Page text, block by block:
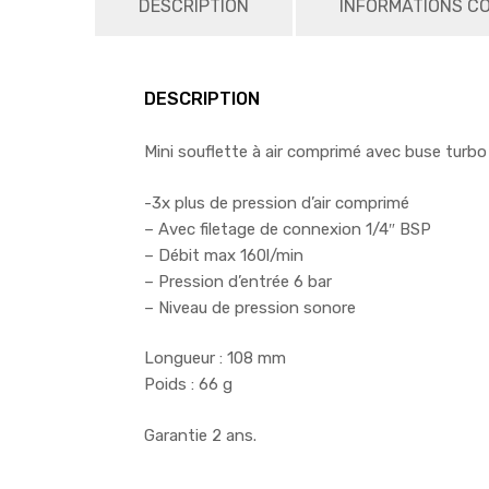
DESCRIPTION INFORMATIONS
DESCRIPTION
Mini souflette à air comprimé avec buse turbo
-3x plus de pression d’air comprimé
– Avec filetage de connexion 1/4″ BSP
– Débit max 160l/min
– Pression d’entrée 6 bar
– Niveau de pression sonore
Longueur : 108 mm
Poids : 66 g
Garantie 2 ans.